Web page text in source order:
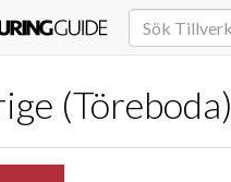
(Töreboda)